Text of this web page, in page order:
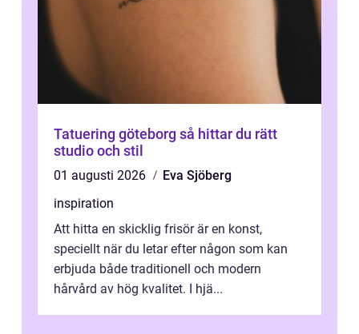
Tatuering göteborg så hittar du rätt
studio och stil
01 augusti 2026
Eva Sjöberg
inspiration
Att hitta en skicklig frisör är en konst,
speciellt när du letar efter någon som kan
erbjuda både traditionell och modern
hårvård av hög kvalitet. I hjä...